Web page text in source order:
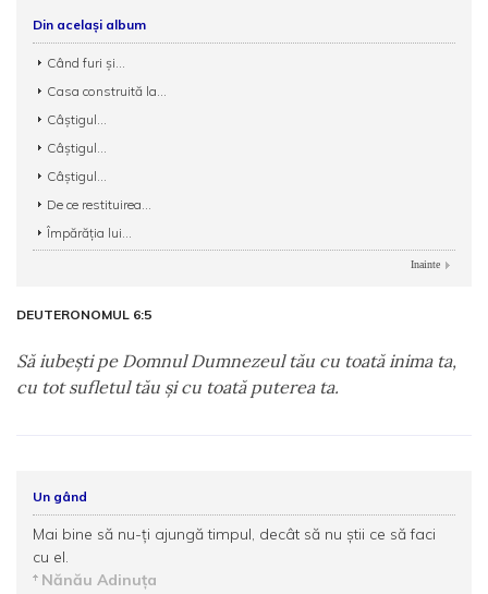
Din același album
Când furi și...
Casa construită la...
Câștigul...
Câștigul...
Câștigul...
De ce restituirea...
Împărăția lui...
Inainte
DEUTERONOMUL 6:5
Să iubeşti pe Domnul Dumnezeul tău cu toată inima ta,
cu tot sufletul tău şi cu toată puterea ta.
Un gând
Mai bine să nu-ţi ajungă timpul, decât să nu ştii ce să faci
cu el.
Nănău Adinuţa